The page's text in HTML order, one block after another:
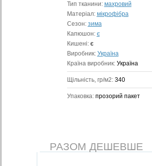
Тип тканини: махровий
Матеріал: мікрофібра
Сезон: зима
Капюшон: є
Кишені: є
Виробник: Україна
Країна виробник: Україна
Щільність, гр/м2: 340
Упаковка: прозорий пакет
РАЗОМ ДЕШЕВШЕ